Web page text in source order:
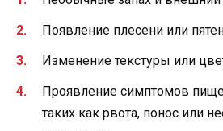
Появление плесени или
Изменение текстуры или
Проявление симптомов
таких как рвота, понос или